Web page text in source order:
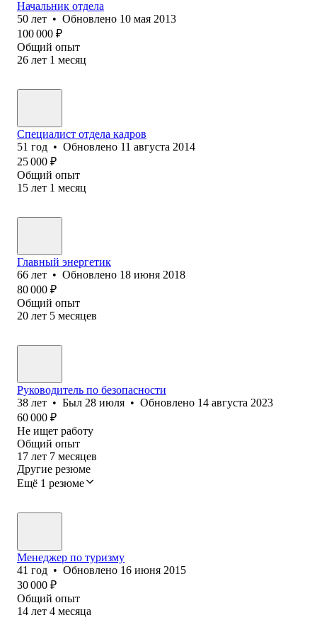
Начальник отдела
50 лет • Обновлено 10 мая 2013
100 000 ₽
Общий опыт
26 лет 1 месяц
Специалист отдела кадров
51 год • Обновлено 11 августа 2014
25 000 ₽
Общий опыт
15 лет 1 месяц
Главный энергетик
66 лет • Обновлено 18 июня 2018
80 000 ₽
Общий опыт
20 лет 5 месяцев
Руководитель по безопасности
38 лет • Был 28 июля • Обновлено 14 августа 2023
60 000 ₽
Не ищет работу
Общий опыт
17 лет 7 месяцев
Другие резюме
Ещё 1 резюме
Менеджер по туризму
41 год • Обновлено 16 июня 2015
30 000 ₽
Общий опыт
14 лет 4 месяца